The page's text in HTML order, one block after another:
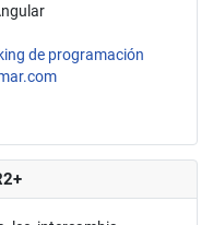
de programación